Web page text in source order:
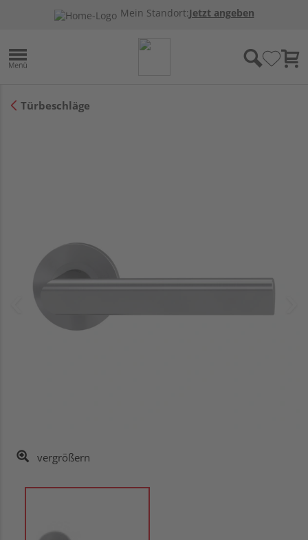
Mein Standort:Jetzt angeben
Türbeschläge
vergrößern